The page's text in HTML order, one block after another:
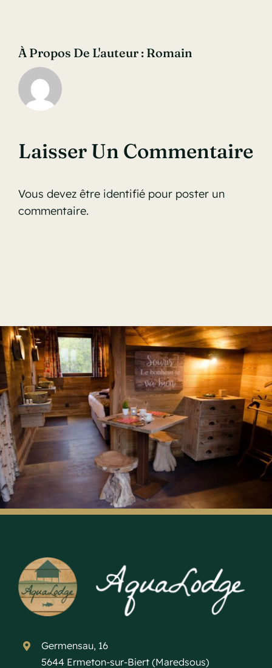
À Propos De L'auteur : Romain
Laisser Un Commentaire
Vous devez être identifié pour poster un
commentaire.
Germensau, 16
5644 Ermeton-sur-Biert (Maredsous)